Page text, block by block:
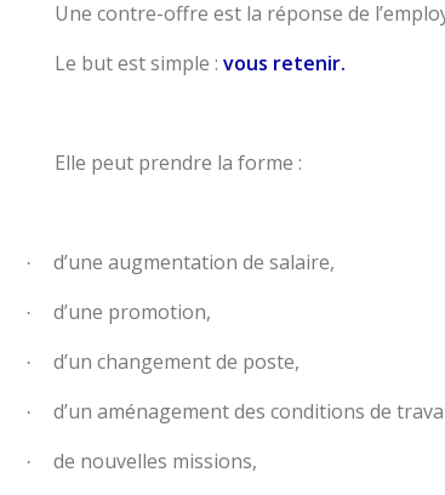
Une contre-offre est la réponse de
Le but est simple : vous retenir.
Elle peut prendre la forme :
· d’une augmentation de salaire,
· d’une promotion,
· d’un changement de poste,
· d’un aménagement des conditions de
· de nouvelles missions,